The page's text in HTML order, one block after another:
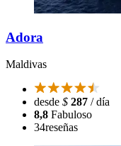
Adora
Maldivas
desde $ 287 / día
8,8 Fabuloso
34reseñas